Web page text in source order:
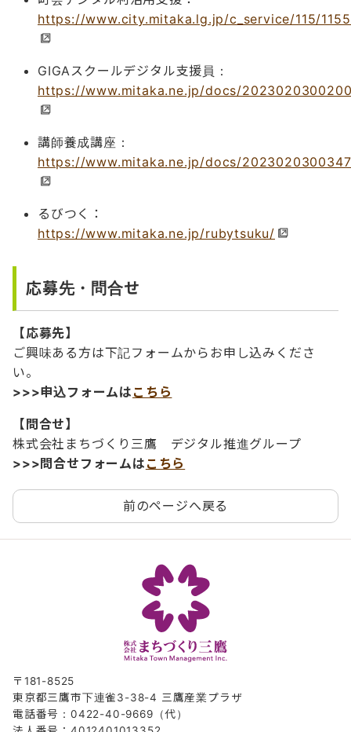
https://www.city.mitaka.lg.jp/c_service/115/
GIGAスクールデジタル支援員：
https://www.mitaka.ne.jp/docs/
講師養成講座：
https://www.mitaka.ne.jp/docs/
るびつく：
https://www.mitaka.ne.jp/rubytsuku/
応募先・問合せ
【応募先】
ご興味ある方は下記フォームからお申し込みくださ
い。
>>>申込フォームは こちら
【問合せ】
株式会社まちづくり三鷹 デジタル推進グループ
>>>問合せフォームは こちら
前のページへ戻る
〒181-8525
東京都三鷹市下連雀3-38-4 三鷹産業プラザ
電話番号：0422-40-9669（代）